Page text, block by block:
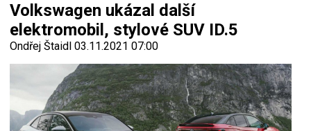
Volkswagen ukázal další
elektromobil, stylové SUV ID.5
Ondřej Štaidl 03.11.2021 07:00